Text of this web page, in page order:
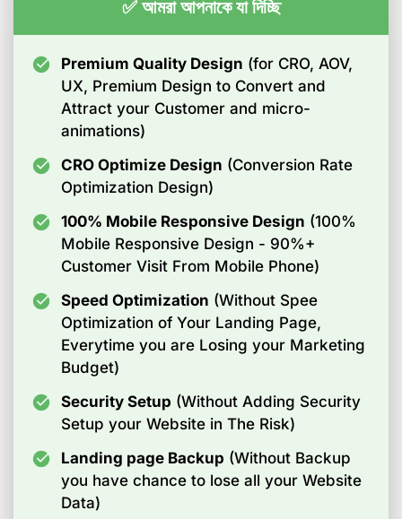
✅ আমরা আপনাকে যা দিচ্ছি
Premium Quality Design (for CRO, AOV,
UX, Premium Design to Convert and
Attract your Customer and micro-
animations)
CRO Optimize Design (Conversion Rate
Optimization Design)
100% Mobile Responsive Design (100%
Mobile Responsive Design - 90%+
Customer Visit From Mobile Phone)
Speed Optimization (Without Spee
Optimization of Your Landing Page,
Everytime you are Losing your Marketing
Budget)
Security Setup (Without Adding Security
Setup your Website in The Risk)
Landing page Backup (Without Backup
you have chance to lose all your Website
Data)